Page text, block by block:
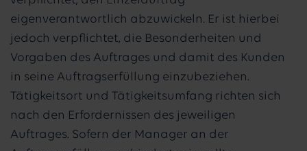
eigenverantwortlich abzuwickeln. Er ist hierbei
jedoch verpflichtet, die Besonderheiten und
Vorgaben des Auftrages und damit des Kunden
in seine Auftragserfüllung einzubeziehen.
Tätigkeitsort und Tätigkeitsumfang richten sich
nach den Erfordernissen des jeweiligen
Auftrages. Sofern der Manager an der